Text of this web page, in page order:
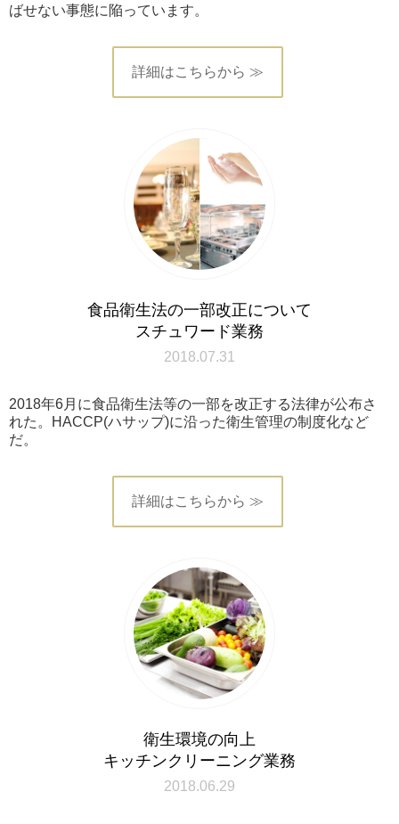
ばせない事態に陥っています。
詳細はこちらから ≫
食品衛生法の一部改正について
スチュワード業務
2018.07.31
2018年6月に食品衛生法等の一部を改正する法律が公布さ
れた。HACCP(ハサップ)に沿った衛生管理の制度化など
だ。
詳細はこちらから ≫
衛生環境の向上
キッチンクリーニング業務
2018.06.29